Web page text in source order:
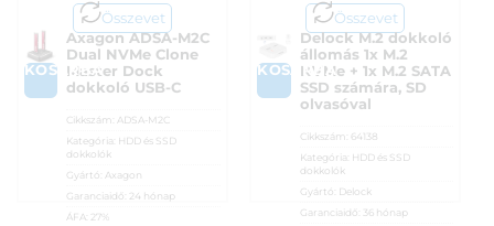
Összevet
KOSÁRBA
Axagon ADSA-M2C
Dual NVMe Clone
Master Dock
dokkoló USB-C
Cikkszám:ADSA-M2C
Kategória: HDD és SSD
dokkolók
Gyártó:Axagon
Garanciaidő: 24 hónap
ÁFA: 27%
Összevet
KOSÁRBA
Delock M.2 dokkoló
állomás 1x M.2
NVMe + 1x M.2 SATA
SSD számára, SD
olvasóval
Cikkszám: 64138
Kategória: HDD és SSD
dokkolók
Gyártó: Delock
Garanciaidő: 36 hónap